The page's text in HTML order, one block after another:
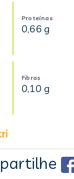
Proteínas
0,66 g
Fibras
0,10 g